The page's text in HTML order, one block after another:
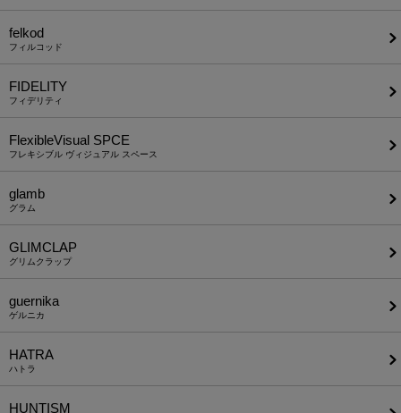
felkod
フィルコッド
FIDELITY
フィデリティ
FlexibleVisual SPCE
フレキシブル ヴィジュアル スペース
glamb
グラム
GLIMCLAP
グリムクラップ
guernika
ゲルニカ
HATRA
ハトラ
HUNTISM